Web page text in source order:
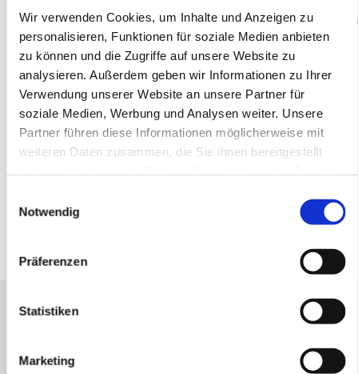
Wir verwenden Cookies, um Inhalte und Anzeigen zu
personalisieren, Funktionen für soziale Medien anbieten
zu können und die Zugriffe auf unsere Website zu
analysieren. Außerdem geben wir Informationen zu Ihrer
Verwendung unserer Website an unsere Partner für
soziale Medien, Werbung und Analysen weiter. Unsere
Partner führen diese Informationen möglicherweise mit
weiteren Daten zusammen, die Sie ihnen bereitgestellt
Notwendig
Präferenzen
Statistiken
Marketing
Kirchenkreis Dortmund